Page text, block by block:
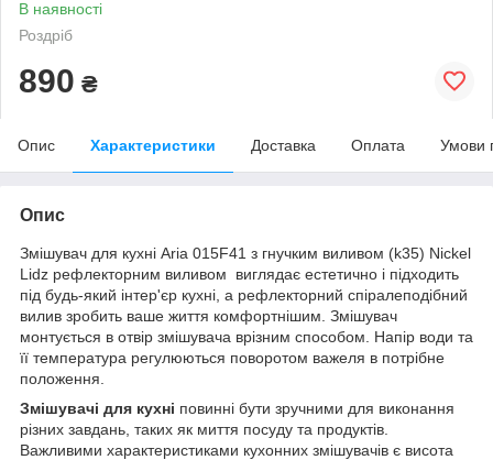
В наявності
Роздріб
890 ₴
Опис Характеристики Доставка Оплата Умови
Опис
Змішувач для кухні Aria 015F41 з гнучким виливом (k35) Nickel
Lidz рефлекторним виливом виглядає естетично і підходить
під будь-який інтер'єр кухні, а рефлекторний спіралеподібний
вилив зробить ваше життя комфортнішим. Змішувач
монтується в отвір змішувача врізним способом. Напір води та
її температура регулюються поворотом важеля в потрібне
положення.
Змішувачі для кухні повинні бути зручними для виконання
різних завдань, таких як миття посуду та продуктів.
Важливими характеристиками кухонних змішувачів є висота